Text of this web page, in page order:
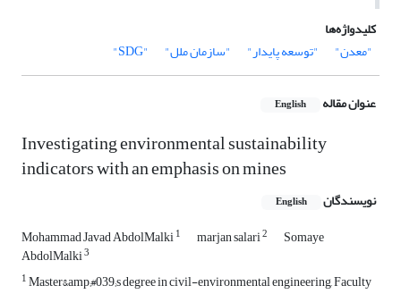
کلیدواژه‌ها
"معدن"
"توسعه پایدار" "سازمان ملل" "SDG"
عنوان مقاله English
Investigating environmental sustainability
indicators with an emphasis on mines
نویسندگان English
Mohammad Javad AbdolMalki1 marjan salari2 Somaye
AbdolMalki3
1Master&amp;#039;s degree in civil-environmental engineering, Faculty